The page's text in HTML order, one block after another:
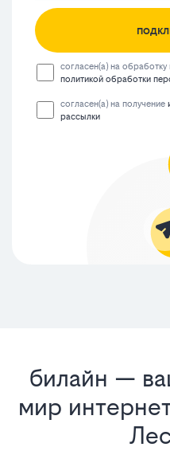
согласен(а) на
политикой обработки
согласен(а) на получение
рассылки
билайн —
мир